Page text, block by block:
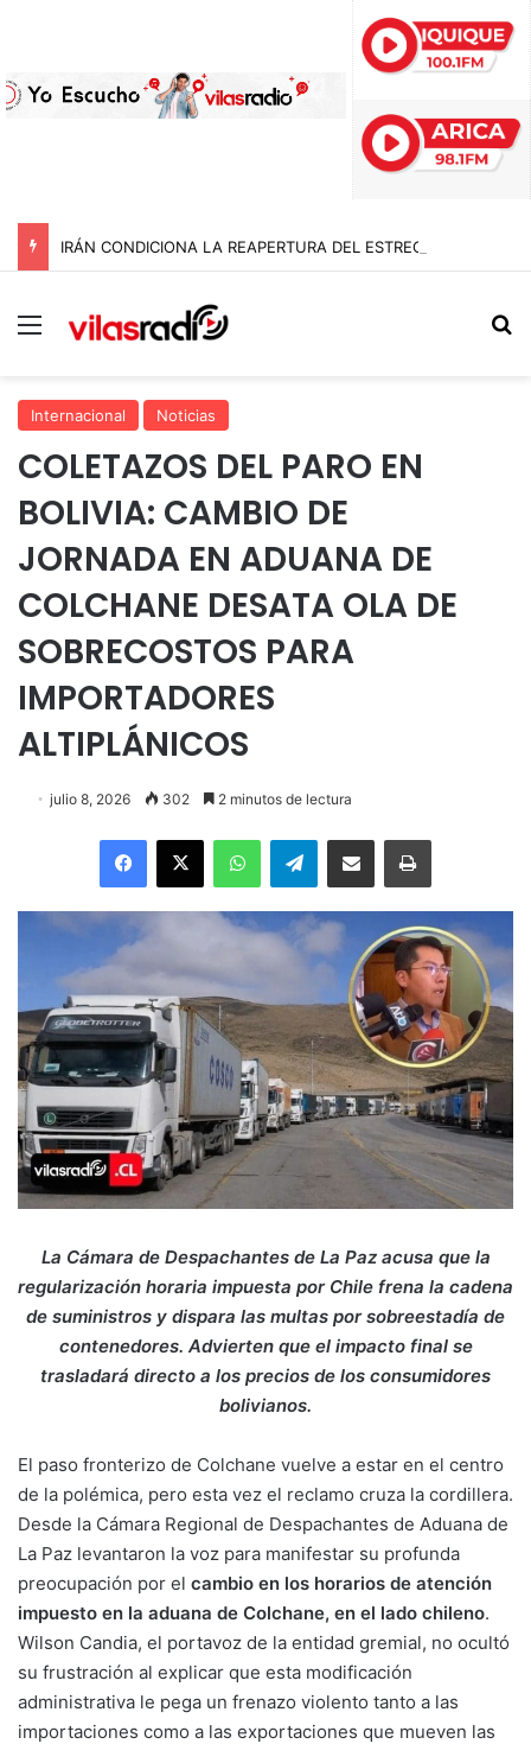
Menú
Internacional Noticias
COLETAZOS DEL PARO EN
BOLIVIA: CAMBIO DE
JORNADA EN ADUANA DE
COLCHANE DESATA OLA DE
SOBRECOSTOS PARA
IMPORTADORES
ALTIPLÁNICOS
julio 8, 2026 302 2 minutos de lectura
Facebook
X WhatsAppTelegramEnviar vía email Imprimir
La Cámara de Despachantes de La Paz acusa que la
regularización horaria impuesta por Chile frena la cadena
de suministros y dispara las multas por sobreestadía de
contenedores. Advierten que el impacto final se
trasladará directo a los precios de los consumidores
bolivianos.
El paso fronterizo de Colchane vuelve a estar en el centro
de la polémica, pero esta vez el reclamo cruza la cordillera.
Desde la Cámara Regional de Despachantes de Aduana de
La Paz levantaron la voz para manifestar su profunda
preocupación por el cambio en los horarios de atención
impuesto en la aduana de Colchane, en el lado chileno.
Wilson Candia, el portavoz de la entidad gremial, no ocultó
su frustración al explicar que esta modificación
administrativa le pega un frenazo violento tanto a las
importaciones como a las exportaciones que mueven las